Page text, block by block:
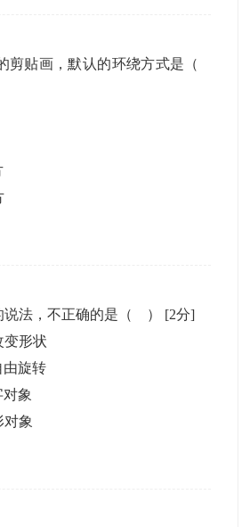
剪贴画，默认的环绕方式是（
说法，不正确的是（ ） [2分]
变形状
由旋转
象
对象